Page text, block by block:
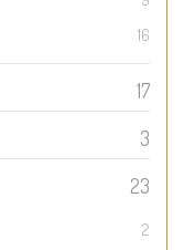
16
17
3
23
2